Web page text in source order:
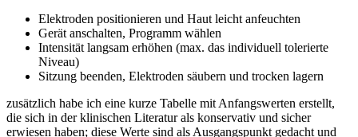
Elektroden‌ positionieren und ‌Haut leicht anfeuchten
Gerät anschalten, Programm wählen
Intensität⁢ langsam erhöhen (max. das individuell tolerierte
Niveau)
Sitzung ‍beenden, Elektroden säubern und‌ trocken lagern
zusätzlich habe ich eine kurze Tabelle‌ mit Anfangswerten erstellt,
die sich in der ⁤klinischen ‍Literatur ⁣als konservativ​ und​ sicher
erwiesen haben; diese ⁤Werte sind als Ausgangspunkt gedacht und